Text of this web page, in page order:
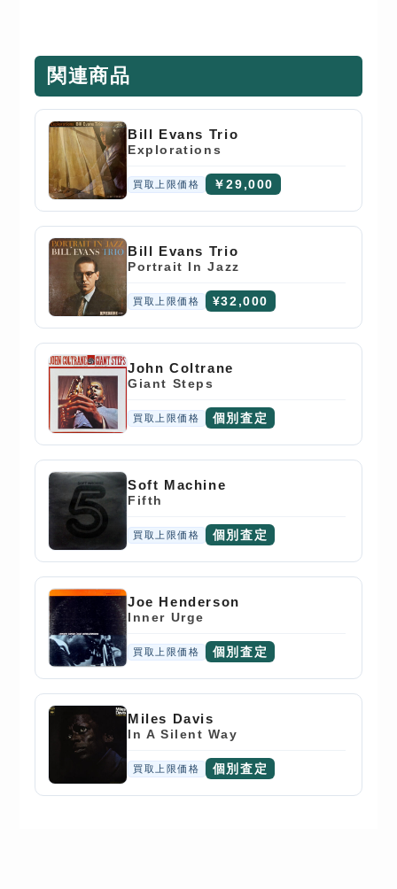
関連商品
Bill Evans Trio
Explorations
買取上限価格 ￥29,000
Bill Evans Trio
Portrait In Jazz
買取上限価格 ¥32,000
John Coltrane
Giant Steps
買取上限価格 個別査定
Soft Machine
Fifth
買取上限価格 個別査定
Joe Henderson
Inner Urge
買取上限価格 個別査定
Miles Davis
In A Silent Way
買取上限価格 個別査定